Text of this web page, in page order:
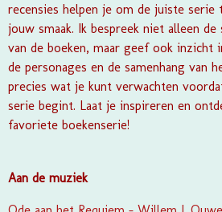
recensies helpen je om de juiste serie
jouw smaak. Ik bespreek niet alleen
van de boeken, maar geef ook inzicht
de personages en de samenhang van
precies wat je kunt verwachten
serie begint. Laat je inspireren en
favoriete boekenserie!
Aan de muziek